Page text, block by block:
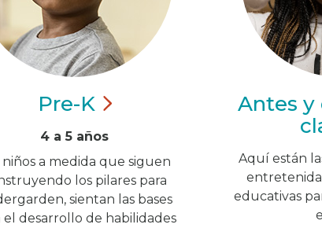
Pre-K
4 a 5 años
niños a medida que siguen
los pilares para
sientan las bases
el desarrollo de habilidades
Antes y
Aquí están
educativas